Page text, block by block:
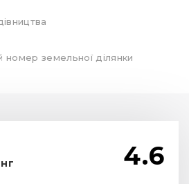
номер земельної ділянки
4.6